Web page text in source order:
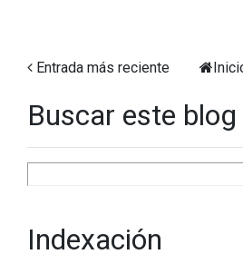
Entrada más reciente
Buscar este blog
Indexación